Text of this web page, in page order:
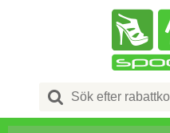
Search
for: